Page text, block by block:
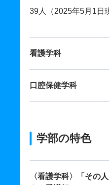
39人（2025年5月1日
看護学科
口腔保健学科
学部の特色
〈看護学科〉「その